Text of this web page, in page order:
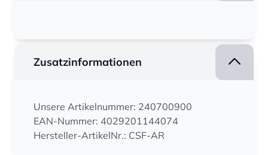
Zusatzinformationen
Unsere Artikelnummer: 240700900
EAN-Nummer: 4029201144074
Hersteller-ArtikelNr.: CSF-AR